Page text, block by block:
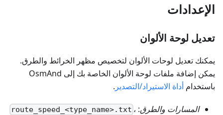
الإعدادات
تعديل لوحة الألوان
يمكنك تعديل لوحات الألوان لتخصيص مظهر الخرائط والطرق.
يمكن إضافة ملفات لوحة الألوان الخاصة بك إلى OsmAnd
باستخدام أداة الاستيراد/التصدير .
المسارات والطرق:
route_speed_<type_name>.txt ،